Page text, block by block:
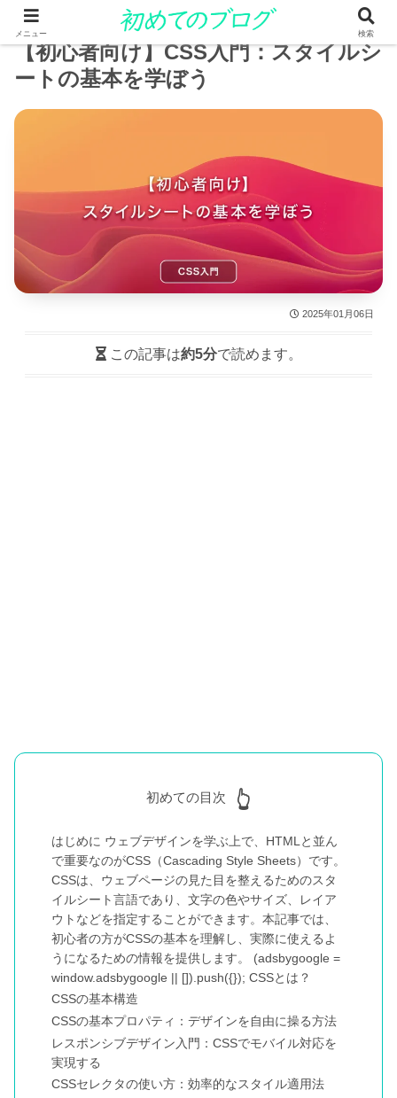
【初心者向け】CSS入門：スタイルシ
ートの基本を学ぼう
2025年01月06日
この記事は約5分で読めます。
初めての目次
はじめに ウェブデザインを学ぶ上で、HTMLと並ん
で重要なのがCSS（Cascading Style Sheets）です。
CSSは、ウェブページの見た目を整えるためのスタ
イルシート言語であり、文字の色やサイズ、レイア
ウトなどを指定することができます。本記事では、
初心者の方がCSSの基本を理解し、実際に使えるよ
うになるための情報を提供します。 (adsbygoogle =
window.adsbygoogle || []).push({}); CSSとは？
CSSの基本構造
CSSの基本プロパティ：デザインを自由に操る方法
レスポンシブデザイン入門：CSSでモバイル対応を
実現する
CSSセレクタの使い方：効率的なスタイル適用法
メニュー 検索